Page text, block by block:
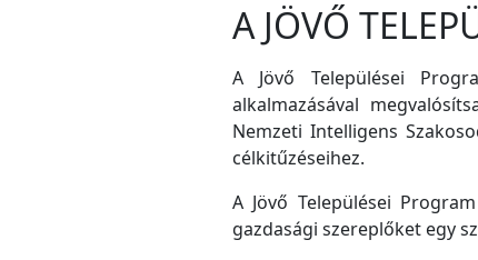
A JÖVŐ
A Jövő Települései
alkalmazásával
Nemzeti Intelligens
célkitűzéseihez.
A Jövő Települései
gazdasági szereplőket egy